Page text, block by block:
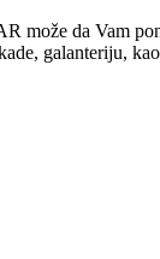
može da Vam
galanteriju,